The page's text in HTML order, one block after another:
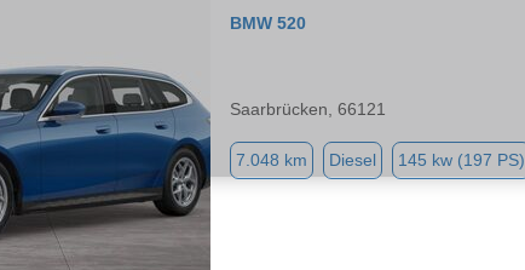
BMW 520
Saarbrücken, 66121
7.048 km Diesel 145 kw (197 PS)